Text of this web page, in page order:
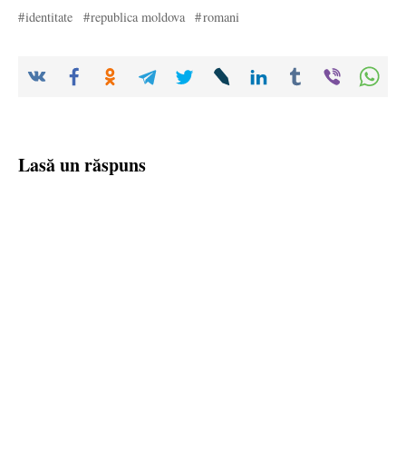
identitate republica moldova romani
Lasă un răspuns